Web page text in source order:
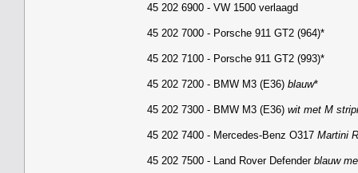
45 202 6900 - VW 1500 verlaagd
45 202 7000 - Porsche 911 GT2 (964)*
45 202 7100 - Porsche 911 GT2 (993)*
45 202 7200 - BMW M3 (E36) blauw*
45 202 7300 - BMW M3 (E36) wit met M
45 202 7400 - Mercedes-Benz O317 Martini
45 202 7500 - Land Rover Defender blauw